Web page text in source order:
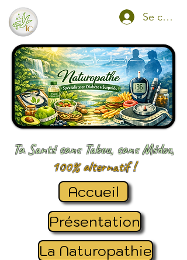
Se
Ta Santé sans Tabou, sans Médoc,
100% alternatif !
Accueil
Présentation
La Naturopathie